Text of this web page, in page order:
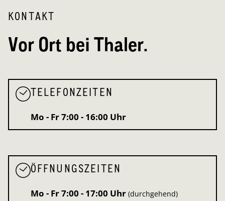
KONTAKT
Vor Ort bei Thaler.
TELEFONZEITEN
Mo - Fr7:00 - 16:00 Uhr
ÖFFNUNGSZEITEN
Mo - Fr7:00 - 17:00 Uhr (durchgehend)